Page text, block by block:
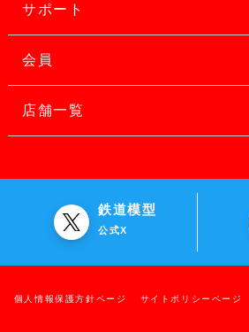
サポート
会員
店舗一覧
鉄道模型
公式X
個人情報保護方針ページ サイトポリシーページ